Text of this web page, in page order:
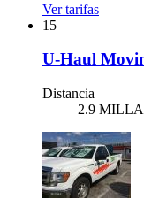
Ver tarifas
15
U-Haul
Distancia
2.9